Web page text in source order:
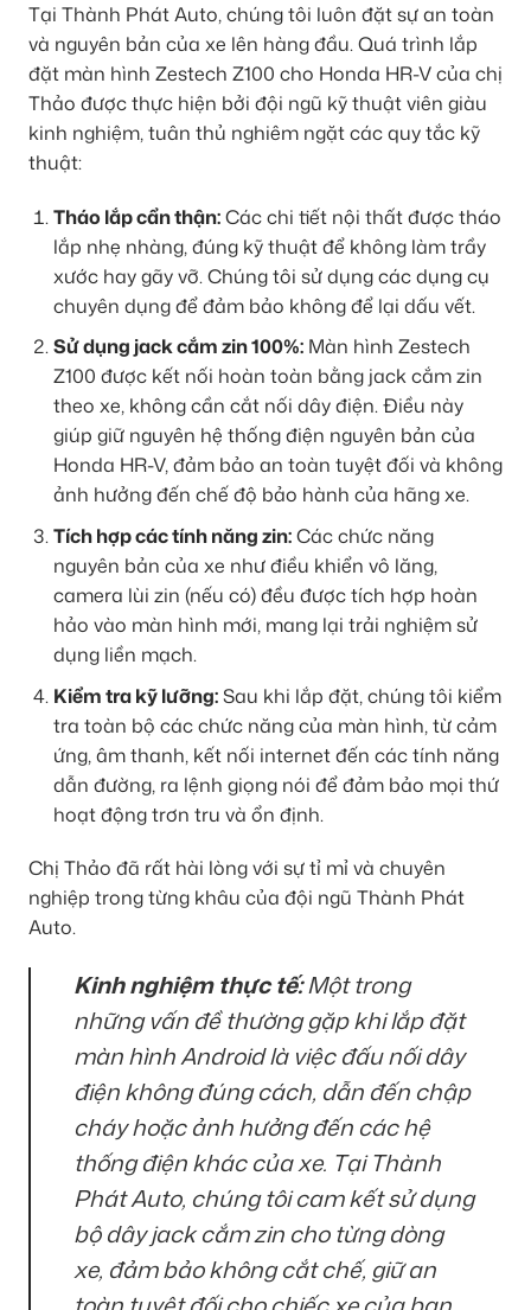
Tại Thành Phát Auto, chúng tôi luôn đặt sự an toàn
và nguyên bản của xe lên hàng đầu. Quá trình lắp
đặt màn hình Zestech Z100 cho Honda HR-V của chị
Thảo được thực hiện bởi đội ngũ kỹ thuật viên giàu
kinh nghiệm, tuân thủ nghiêm ngặt các quy tắc kỹ
thuật:
Tháo lắp cẩn thận:Các chi tiết nội thất được tháo
lắp nhẹ nhàng, đúng kỹ thuật để không làm trầy
xước hay gãy vỡ. Chúng tôi sử dụng các dụng cụ
chuyên dụng để đảm bảo không để lại dấu vết.
Sử dụng jack cắm zin 100%:Màn hình Zestech
Z100 được kết nối hoàn toàn bằng jack cắm zin
theo xe, không cần cắt nối dây điện. Điều này
giúp giữ nguyên hệ thống điện nguyên bản của
Honda HR-V, đảm bảo an toàn tuyệt đối và không
ảnh hưởng đến chế độ bảo hành của hãng xe.
Tích hợp các tính năng zin:Các chức năng
nguyên bản của xe như điều khiển vô lăng,
camera lùi zin (nếu có) đều được tích hợp hoàn
hảo vào màn hình mới, mang lại trải nghiệm sử
dụng liền mạch.
Kiểm tra kỹ lưỡng:Sau khi lắp đặt, chúng tôi kiểm
tra toàn bộ các chức năng của màn hình, từ cảm
ứng, âm thanh, kết nối internet đến các tính năng
dẫn đường, ra lệnh giọng nói để đảm bảo mọi thứ
hoạt động trơn tru và ổn định.
Chị Thảo đã rất hài lòng với sự tỉ mỉ và chuyên
nghiệp trong từng khâu của đội ngũ Thành Phát
Auto.
Kinh nghiệm thực tế:Một trong
những vấn đề thường gặp khi lắp đặt
màn hình Android là việc đấu nối dây
điện không đúng cách, dẫn đến chập
cháy hoặc ảnh hưởng đến các hệ
thống điện khác của xe. Tại Thành
Phát Auto, chúng tôi cam kết sử dụng
bộ dây jack cắm zin cho từng dòng
xe, đảm bảo không cắt chế, giữ an